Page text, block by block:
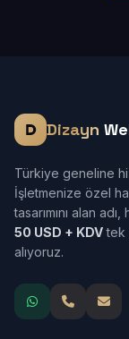
Dizayn
Türkiye geneline
İşletmenize özel
tasarımını alan
50 USD + KDVtek
alıyoruz.